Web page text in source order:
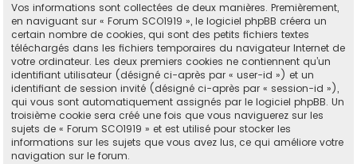
Vos informations sont collectées de deux manières. Premièrement,
en naviguant sur « Forum SCO1919 », le logiciel phpBB créera un
certain nombre de cookies, qui sont des petits fichiers textes
téléchargés dans les fichiers temporaires du navigateur Internet de
votre ordinateur. Les deux premiers cookies ne contiennent qu’un
identifiant utilisateur (désigné ci-après par « user-id ») et un
identifiant de session invité (désigné ci-après par « session-id »),
qui vous sont automatiquement assignés par le logiciel phpBB. Un
troisième cookie sera créé une fois que vous naviguerez sur les
sujets de « Forum SCO1919 » et est utilisé pour stocker les
informations sur les sujets que vous avez lus, ce qui améliore votre
navigation sur le forum.